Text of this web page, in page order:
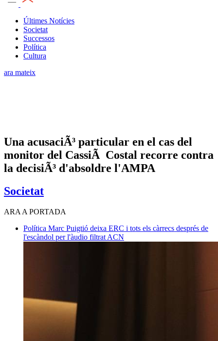
Últimes Notícies
Societat
Successos
Política
Cultura
ara mateix
Una acusaciÃ³ particular en el cas del
monitor del CassiÃ Costal recorre contra
la decisiÃ³ d'absoldre l'AMPA
Societat
ARA A PORTADA
Política Marc Puigtió deixa ERC i tots els càrrecs després de
l'escàndol per l'àudio filtrat ACN